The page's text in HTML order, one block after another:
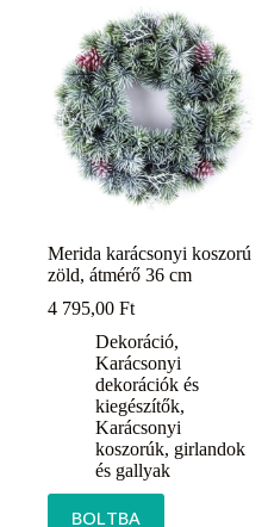
Merida karácsonyi koszorú
zöld, átmérő 36 cm
4 795,00 Ft
Dekoráció,
Karácsonyi
dekorációk és
kiegészítők,
Karácsonyi
koszorúk, girlandok
és gallyak
BOLTBA